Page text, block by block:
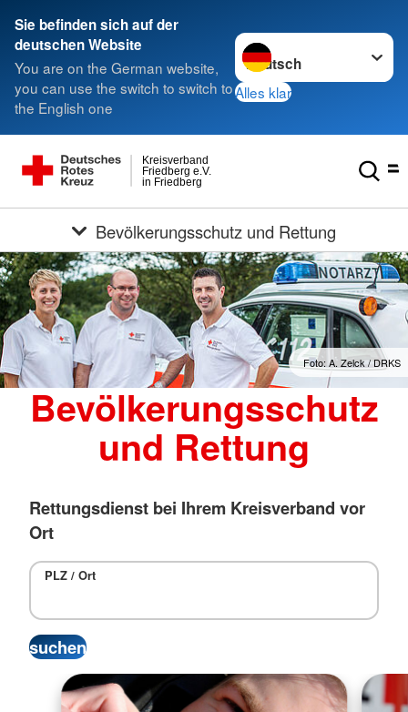
Sie befinden sich auf der
deutschen Website
You are on the German website,
you can use the switch to switch to
the English one
Sprache wechseln zu
Alles klar
in Friedberg
Friedberg e.V.
Kreisverband
Bevölkerungsschutz und Rettung
Foto: A. Zelck / DRKS
Bevölkerungsschutz
und Rettung
Rettungsdienst bei Ihrem Kreisverband vor
Ort
PLZ / Ort